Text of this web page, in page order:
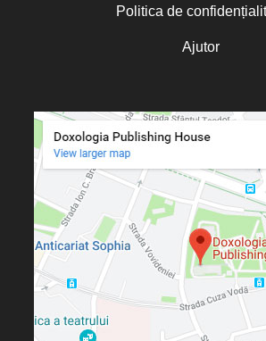
Politica de
Ajutor